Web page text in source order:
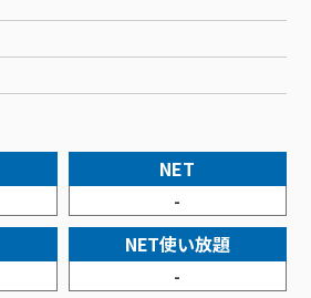
トップ
ポートパックサービス料⾦表
情報
ト
プ
体⼀括⽀払
ップ
カメラ
ス
ガシェアプラン
⾦
ス
ー
ォントップ
ス
ポテト
サービス
るサービストップ
ル
NET
-
NET使い放題
-